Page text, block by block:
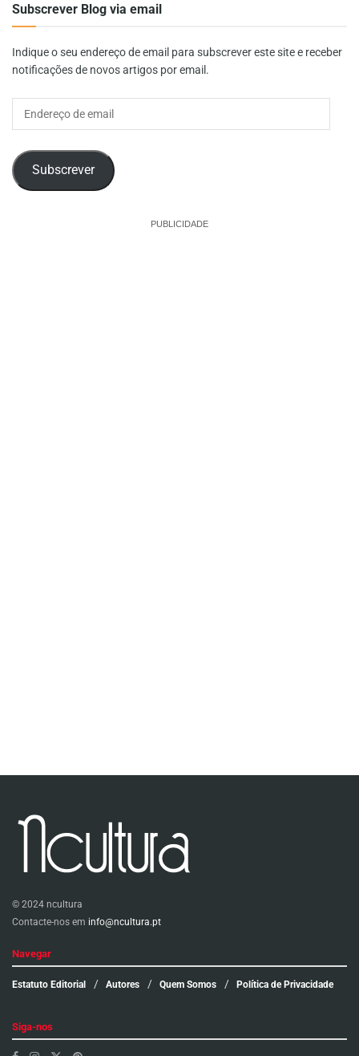
Subscrever Blog via email
Indique o seu endereço de email para subscrever este site e receber
notificações de novos artigos por email.
Subscrever
PUBLICIDADE
© 2024 ncultura
Contacte-nos em info@ncultura.pt
Navegar
Estatuto Editorial Autores Quem Somos Política de Privacidade
Siga-nos